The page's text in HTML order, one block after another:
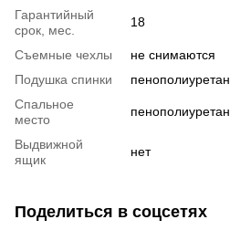
Гарантийный
срок, мес.
18
Съемные чехлы
не снимаются
Подушка спинки
пенополиуретан
Спальное
место
пенополиуретан
Выдвижной
ящик
нет
Поделиться в соцсетях